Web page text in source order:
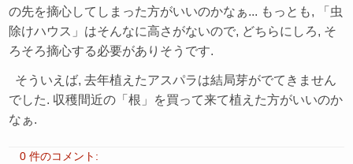
の先を摘心してしまった方がいいのかなぁ... もっとも, 「虫
除けハウス」はそんなに高さがないので, どちらにしろ, そ
ろそろ摘心する必要がありそうです.
そういえば, 去年植えたアスパラは結局芽がでてきません
でした. 収穫間近の「根」を買って来て植えた方がいいのか
なぁ.
0 件のコメント: